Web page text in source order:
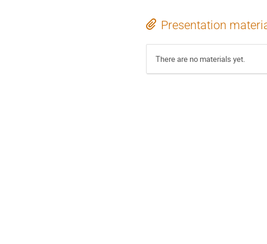
Presentation
There are no materials yet.